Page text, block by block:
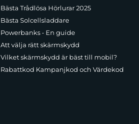
Bästa Trådlösa Hörlurar 2025
Bästa Solcellsladdare
Powerbanks - En guide
Att välja rätt skärmskydd
Vilket skärmskydd är bäst till mobil?
Rabattkod Kampanjkod och Värdekod